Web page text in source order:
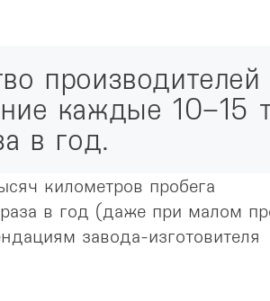
каждые 10–15
в год.
километров пробега
в год (даже при малом
завода-изготовителя